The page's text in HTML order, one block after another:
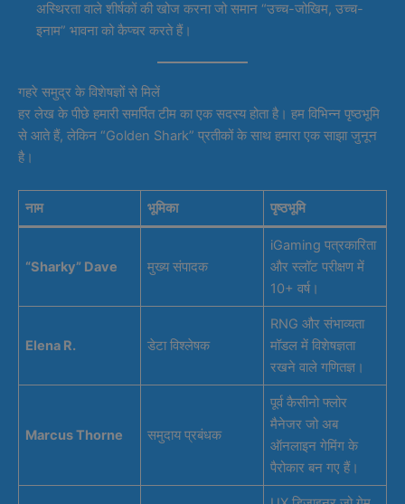
अस्थिरता वाले शीर्षकों की खोज करना जो समान “उच्च-जोखिम, उच्च-
इनाम” भावना को कैप्चर करते हैं।
गहरे समुद्र के विशेषज्ञों से मिलें
हर लेख के पीछे हमारी समर्पित टीम का एक सदस्य होता है। हम विभिन्न पृष्ठभूमि
से आते हैं, लेकिन “Golden Shark” प्रतीकों के साथ हमारा एक साझा जुनून
है।
नाम भूमिका पृष्ठभूमि
“Sharky” Dave मुख्य संपादक
iGaming पत्रकारिता
और स्लॉट परीक्षण में
10+ वर्ष।
Elena R. डेटा विश्लेषक
RNG और संभाव्यता
मॉडल में विशेषज्ञता
रखने वाले गणितज्ञ।
Marcus Thorne समुदाय प्रबंधक
पूर्व कैसीनो फ्लोर
मैनेजर जो अब
ऑनलाइन गेमिंग के
पैरोकार बन गए हैं।